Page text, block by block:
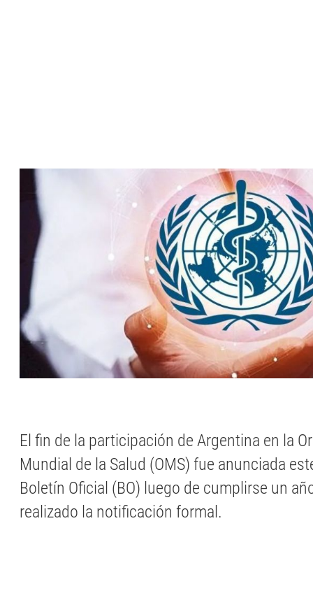
El fin de la participación de Argentina en la
Mundial de la Salud (OMS) fue anunciada
Boletín Oficial (BO) luego de cumplirse un
realizado la notificación formal.